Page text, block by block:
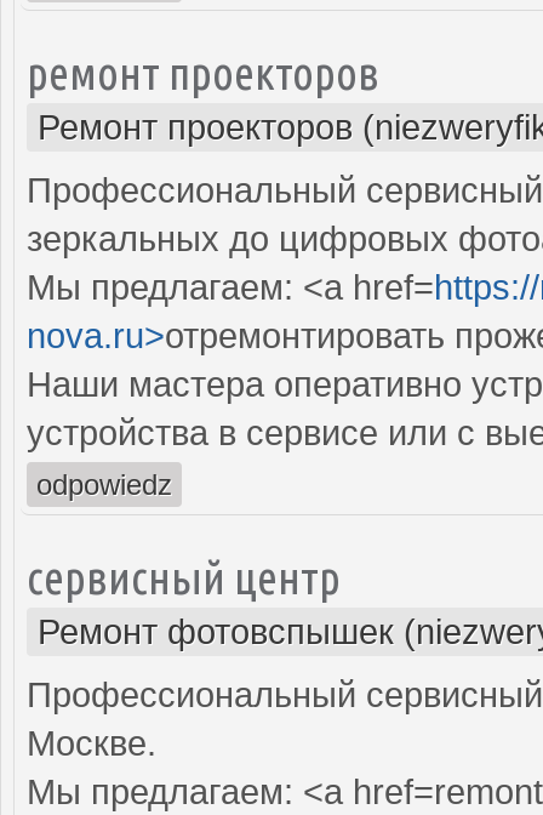
ремонт проекторов
Ремонт проекторов
Профессиональный
зеркальных до цифровых
Мы предлагаем: <a href=
nova.ru>отремонтировать
Наши мастера оперативно
устройства в сервисе или с
odpowiedz
сервисный центр
Ремонт фотовспышек
Профессиональный
Москве.
Мы предлагаем: <a